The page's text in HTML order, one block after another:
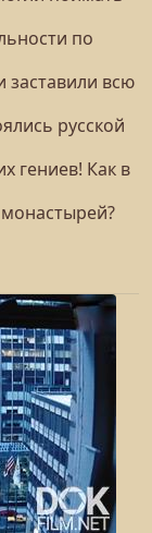
по
заставили всю
русской
гениев! Как в